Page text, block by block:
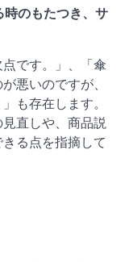
時のもたつき、サ
です。」、「傘
悪いのですが、
も存在します。
直しや、商品説
る点を指摘して